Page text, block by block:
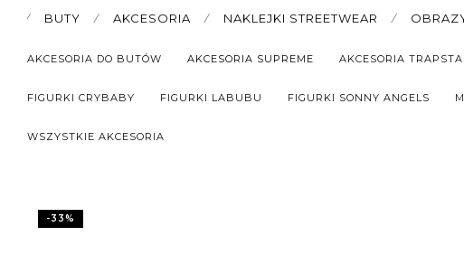
⁄ BUTY ⁄ AKCESORIA ⁄ NAKLEJKI STREETWEAR ⁄
AKCESORIA DO BUTÓW AKCESORIA SUPREME AKCESORIA
FIGURKI CRYBABY FIGURKI LABUBU FIGURKI SONNY ANGELS
WSZYSTKIE AKCESORIA
-33%